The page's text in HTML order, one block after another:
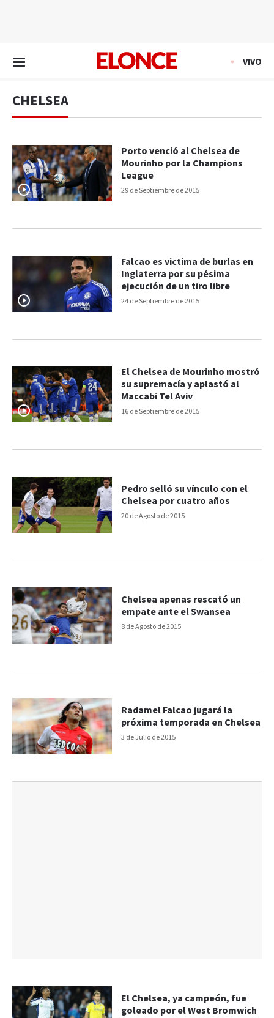
VIVO
CHELSEA
29 de Septiembre de 2015
Porto venció al Chelsea de
Mourinho por la Champions
League
24 de Septiembre de 2015
Falcao es victima de burlas en
Inglaterra por su pésima
ejecución de un tiro libre
16 de Septiembre de 2015
El Chelsea de Mourinho mostró
su supremacía y aplastó al
Maccabi Tel Aviv
20 de Agosto de 2015
Pedro selló su vínculo con el
Chelsea por cuatro años
8 de Agosto de 2015
Chelsea apenas rescató un
empate ante el Swansea
3 de Julio de 2015
Radamel Falcao jugará la
próxima temporada en Chelsea
El Chelsea, ya campeón, fue
goleado por el West Bromwich